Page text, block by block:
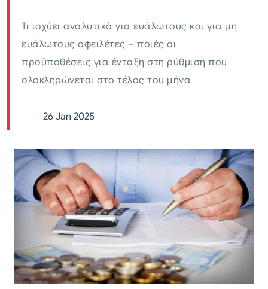
Τι ισχύει αναλυτικά για ευάλωτους και για μη
ευάλωτους οφειλέτες – ποιές οι
προϋποθέσεις για ένταξη στη ρύθμιση που
ολοκληρώνεται στο τέλος του μήνα
26 Jan 2025